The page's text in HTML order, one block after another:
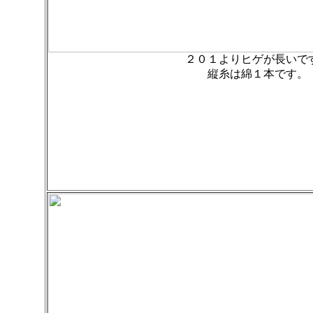
２０１よりヒゲが長いで
縦糸は綿１本です。